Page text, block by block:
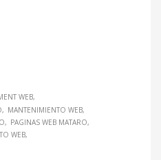
WEB
MANTENIMIENTO WEB
PAGINAS WEB MATARO
WEB